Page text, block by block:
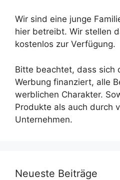
Wir sind eine junge
hier betreibt. Wir stellen
kostenlos zur Verfügung.
Bitte beachtet, dass sich
Werbung finanziert, alle
werblichen Charakter.
Produkte als auch durch
Unternehmen.
Neueste Beiträge